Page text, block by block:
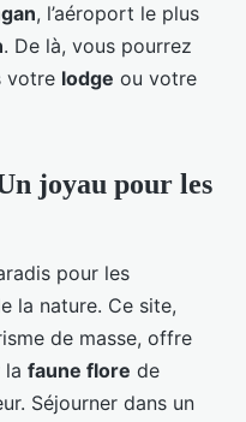
, l’aéroport le plus
. De là, vous pourrez
votre lodge ou votre
joyau pour les
pour les
la nature. Ce site,
de masse, offre
la faune flore de
Séjourner dans un